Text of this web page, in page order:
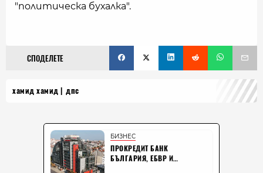
"политическа бухалка".
СПОДЕЛЕТЕ
хамид хамид дпс